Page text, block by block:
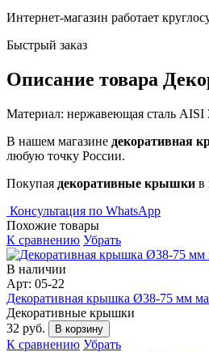
Интернет-магазин работает
Быстрый заказ
Описание товара
Материал: нержавеющая сталь AISI
В нашем магазине декоративная
любую точку России.
Покупая декоративные крышки в
Консультация по WhatsApp
Похожие товары
К сравнению Убрать
В наличии
Арт: 05-22
Декоративная крышка Ø38-75 мм
Декоративные крышки
32 руб.
В корзину
К сравнению Убрать